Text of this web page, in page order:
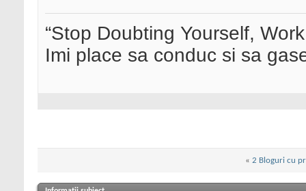
“Stop Doubting Yourself,
Imi place sa conduc si sa
« 2 Bloguri cu